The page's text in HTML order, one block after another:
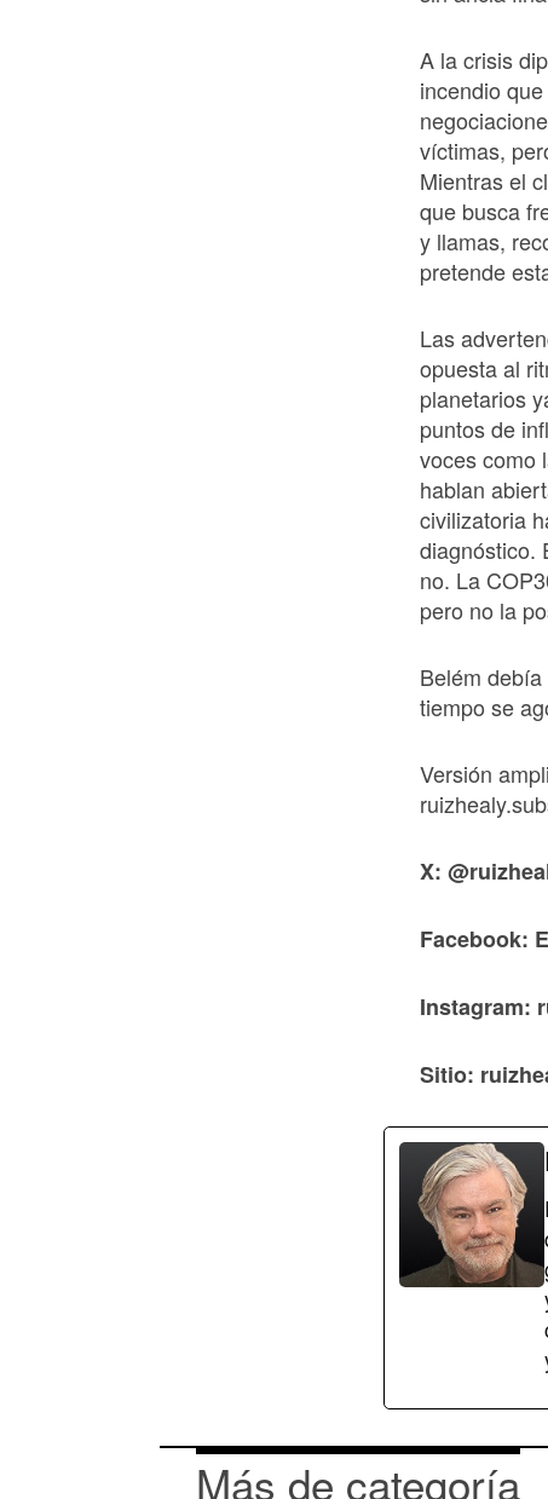
A la crisis
incendio
víctimas,
Mientras el
que busca
y llamas,
pretende
Las
opuesta al
planetarios
puntos de
voces como
hablan
civilizatoria
diagnóstico.
no. La
pero no la
Belém
tiempo se
Versión
X:
Facebook:
Instagram:
Sitio:
Más de categoría